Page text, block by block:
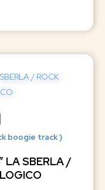
boogie track )
LA SBERLA /